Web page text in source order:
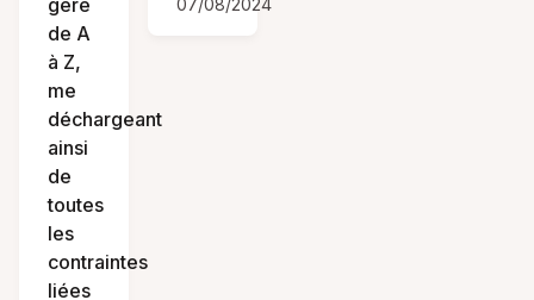
géré
de A
à Z,
me
déchargeant
ainsi
de
toutes
les
contraintes
liées
07/08/2024